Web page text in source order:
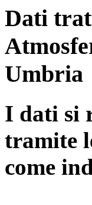
Dati
Umbria
I dati si
tramite
come